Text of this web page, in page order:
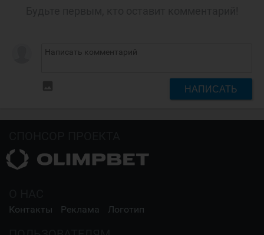
НАПИСАТЬ
Контакты Реклама Логотип